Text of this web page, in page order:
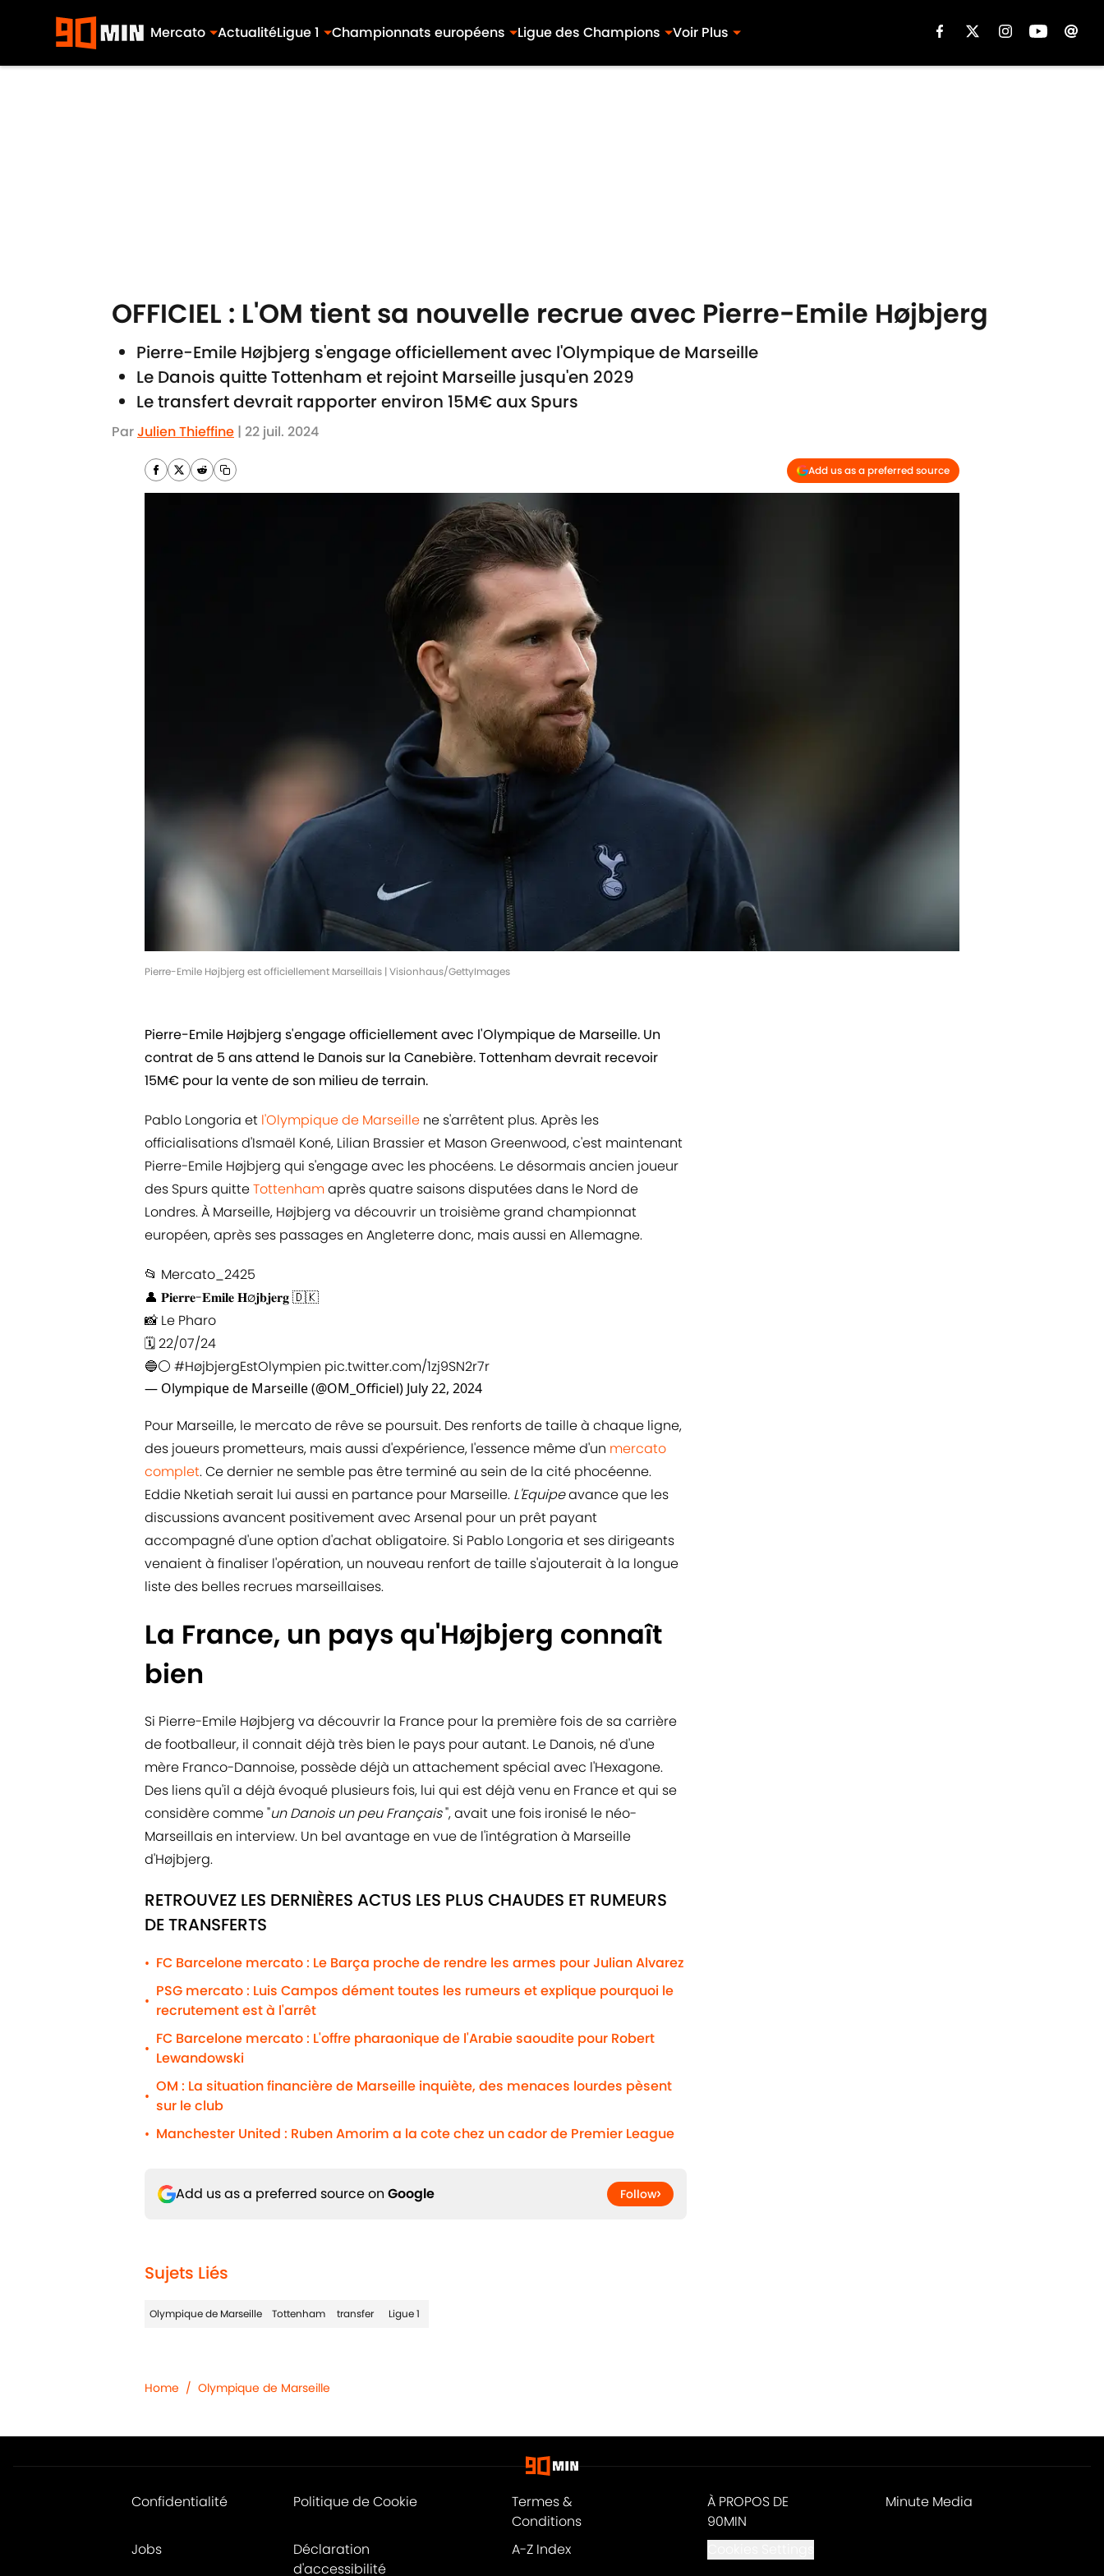
Mercato ActualitéLigue 1 Championnats européens Ligue des Champions Voir Plus
OFFICIEL : L'OM tient sa nouvelle recrue avec Pierre-Emile Højbjerg
Pierre-Emile Højbjerg s'engage officiellement avec l'Olympique de Marseille
Le Danois quitte Tottenham et rejoint Marseille jusqu'en 2029
Le transfert devrait rapporter environ 15M€ aux Spurs
ParJulien Thieffine | 22 juil. 2024
Add us as a preferred source
Pierre-Emile Højbjerg est officiellement Marseillais | Visionhaus/GettyImages
Pierre-Emile Højbjerg s'engage officiellement avec l'Olympique de Marseille. Un
contrat de 5 ans attend le Danois sur la Canebière. Tottenham devrait recevoir
15M€ pour la vente de son milieu de terrain.
Pablo Longoria et l'Olympique de Marseille ne s'arrêtent plus. Après les
officialisations d'Ismaël Koné, Lilian Brassier et Mason Greenwood, c'est maintenant
Pierre-Emile Højbjerg qui s'engage avec les phocéens. Le désormais ancien joueur
des Spurs quitteTottenhamaprès quatre saisons disputées dans le Nord de
Londres. À Marseille, Højbjerg va découvrir un troisième grand championnat
européen, après ses passages en Angleterre donc, mais aussi en Allemagne.
📂 Mercato_2425
👤 𝐏𝐢𝐞𝐫𝐫𝐞-𝐄𝐦𝐢𝐥𝐞 𝐇ø𝐣𝐛𝐣𝐞𝐫𝐠 🇩🇰
📸 Le Pharo
🗓️ 22/07/24
🔵⚪️ #HøjbjergEstOlympien pic.twitter.com/1zj9SN2r7r
— Olympique de Marseille (@OM_Officiel) July 22, 2024
Pour Marseille, le mercato de rêve se poursuit. Des renforts de taille à chaque ligne,
des joueurs prometteurs, mais aussi d'expérience, l'essence même d'un mercato
complet. Ce dernier ne semble pas être terminé au sein de la cité phocéenne.
Eddie Nketiah serait lui aussi en partance pour Marseille. L'Equipeavance que les
discussions avancent positivement avec Arsenal pour un prêt payant
accompagné d'une option d'achat obligatoire. Si Pablo Longoria et ses dirigeants
venaient à finaliser l'opération, un nouveau renfort de taille s'ajouterait à la longue
liste des belles recrues marseillaises.
La France, un pays qu'Højbjerg connaît
bien
Si Pierre-Emile Højbjerg va découvrir la France pour la première fois de sa carrière
de footballeur, il connait déjà très bien le pays pour autant. Le Danois, né d'une
mère Franco-Dannoise, possède déjà un attachement spécial avec l'Hexagone.
Des liens qu'il a déjà évoqué plusieurs fois, lui qui est déjà venu en France et qui se
considère comme "un Danois un peu Français", avait une fois ironisé le néo-
Marseillais en interview. Un bel avantage en vue de l'intégration à Marseille
d'Højbjerg.
RETROUVEZ LES DERNIÈRES ACTUS LES PLUS CHAUDES ET RUMEURS
DE TRANSFERTS
• FC Barcelone mercato : Le Barça proche de rendre les armes pour Julian Alvarez
•
PSG mercato : Luis Campos dément toutes les rumeurs et explique pourquoi le
recrutement est à l'arrêt
•
FC Barcelone mercato : L'offre pharaonique de l'Arabie saoudite pour Robert
Lewandowski
•
OM : La situation financière de Marseille inquiète, des menaces lourdes pèsent
sur le club
• Manchester United : Ruben Amorim a la cote chez un cador de Premier League
Add us as a preferred source on Google Follow
Sujets Liés
Olympique de Marseille Tottenham transfer Ligue 1
Home / Olympique de Marseille
Confidentialité Politique de Cookie
Termes &
Conditions
À PROPOS DE
90MIN
Minute Media
Jobs
Déclaration
d'accessibilité
A-Z Index